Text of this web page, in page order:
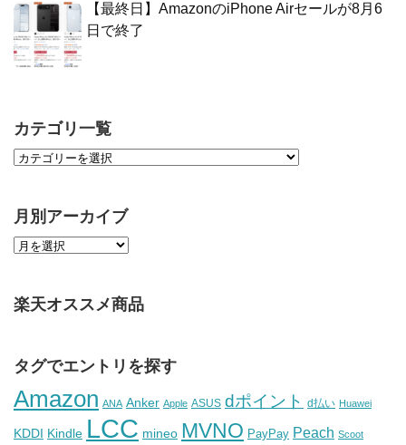
【最終日】AmazonのiPhone Airセールが8月6
日で終了
カテゴリ一覧
月別アーカイブ
楽天オススメ商品
タグでエントリを探す
Amazon ANA Anker Apple ASUS dポイント d払い Huawei
KDDI Kindle LCC mineo MVNO PayPay Peach Scoot